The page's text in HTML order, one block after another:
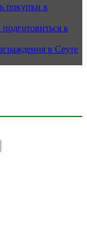
покупки в
к
в Сеуте